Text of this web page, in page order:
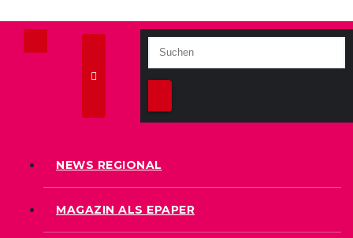
NEWS REGIONAL
MAGAZIN ALS EPAPER